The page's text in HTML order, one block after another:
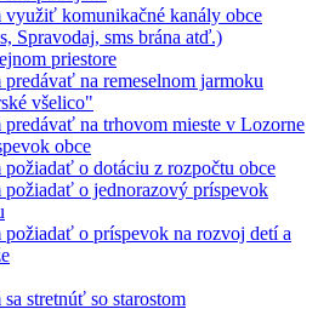
využiť komunikačné kanály obce
Spravodaj, sms brána atď.)
priestore
predávať na remeselnom jarmoku
všelico"
predávať na trhovom mieste v Lozorne
obce
požiadať o dotáciu z rozpočtu obce
požiadať o jednorazový príspevok
požiadať o príspevok na rozvoj detí a
sa stretnúť so starostom